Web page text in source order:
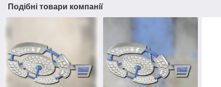
Подібні товари компанії